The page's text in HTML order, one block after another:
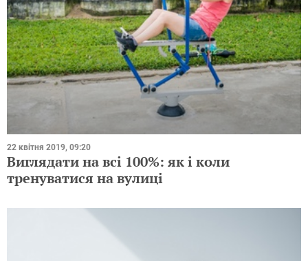
22 квітня 2019, 09:20
Виглядати на всі 100%: як і коли
тренуватися на вулиці